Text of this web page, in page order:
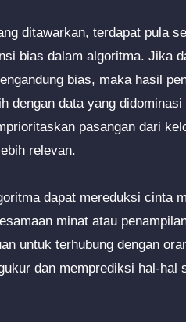
ditawarkan, terdapat pula
bias dalam algoritma. Jika
bias, maka hasil
dengan data yang
pasangan dari
relevan.
dapat mereduksi cinta
minat atau
untuk terhubung dengan
dan memprediksi hal-hal